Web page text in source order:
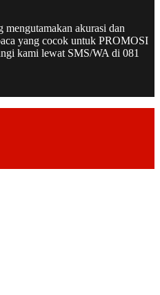
mengutamakan akurasi dan
yang cocok untuk PROMOSI
kami lewat SMS/WA di 081